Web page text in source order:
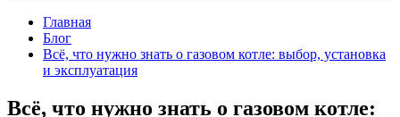
Главная
Блог
Всё, что нужно знать о газовом котле: выбор, установка
и эксплуатация
Всё, что нужно знать о газовом котле: